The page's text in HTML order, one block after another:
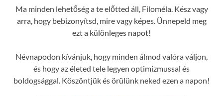
Ma minden lehetőség a te előtted áll, Filoméla. Kész vagy
arra, hogy bebizonyítsd, mire vagy képes. Ünnepeld meg
ezt a különleges napot!
Névnapodon kívánjuk, hogy minden álmod valóra váljon,
és hogy az életed tele legyen optimizmussal és
boldogsággal. Köszöntjük és örülünk neked ezen a napon!